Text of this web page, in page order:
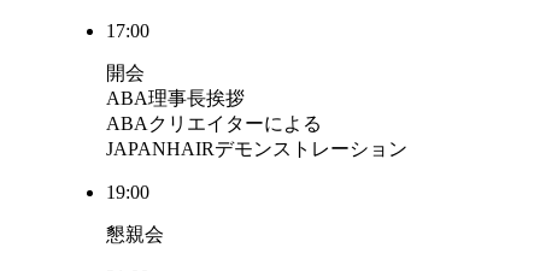
17:00
開会
ABA理事長挨拶
ABAクリエイターによる
JAPANHAIRデモンストレーション
19:00
懇親会